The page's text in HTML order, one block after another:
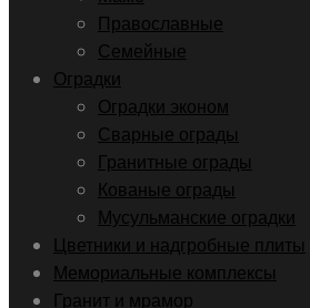
Православные
Семейные
Оградки
Оградки эконом
Сварные ограды
Гранитные ограды
Кованые ограды
Мусульманские оградки
Цветники и надгробные плиты
Мемориальные комплексы
Гранит и мрамор